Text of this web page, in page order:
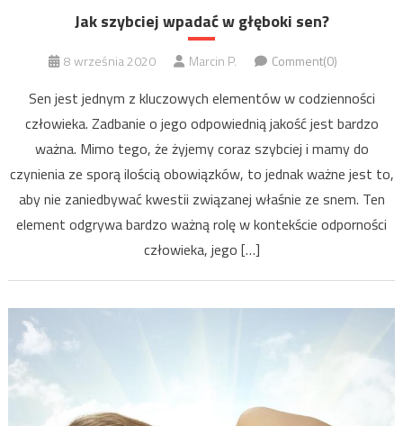
Jak szybciej wpadać w głęboki sen?
8 września 2020 Marcin P. Comment(0)
Sen jest jednym z kluczowych elementów w codzienności
człowieka. Zadbanie o jego odpowiednią jakość jest bardzo
ważna. Mimo tego, że żyjemy coraz szybciej i mamy do
czynienia ze sporą ilością obowiązków, to jednak ważne jest to,
aby nie zaniedbywać kwestii związanej właśnie ze snem. Ten
element odgrywa bardzo ważną rolę w kontekście odporności
człowieka, jego […]